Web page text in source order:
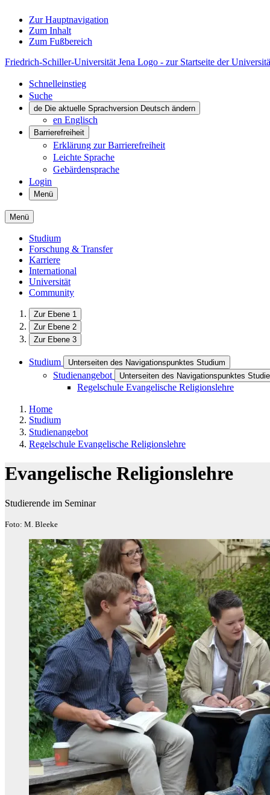
Zur Hauptnavigation
Zum Inhalt
Zum Fußbereich
Friedrich-Schiller-Universität Jena Logo - zur Startseite der
Schnelleinstieg
Suche
de Die aktuelle Sprachversion Deutsch ändern
en Englisch
Barrierefreiheit
Erklärung zur Barrierefreiheit
Leichte Sprache
Gebärdensprache
Login
Menü
Menü
Studium
Forschung & Transfer
Karriere
International
Universität
Community
Zur Ebene 1
Zur Ebene 2
Zur Ebene 3
Studium Unterseiten des Navigationspunktes Studium
Studienangebot Unterseiten des Navigationspunktes
Regelschule Evangelische Religionslehre
Home
Studium
Studienangebot
Regelschule Evangelische Religionslehre
Evangelische Religionslehre
Studierende im Seminar
Foto: M. Bleeke